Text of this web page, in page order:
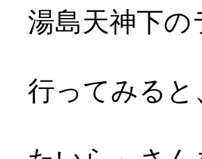
湯島天神下の
行ってみる